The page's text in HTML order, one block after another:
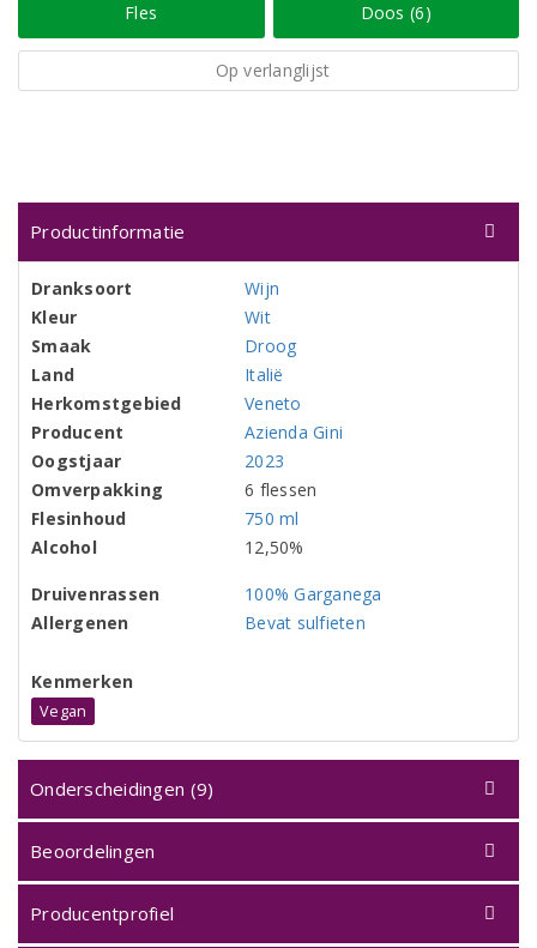
Fles Doos (6)
Op verlanglijst
Productinformatie
Dranksoort
Wijn
Kleur
Wit
Smaak
Droog
Land
Italië
Herkomstgebied
Veneto
Producent
Azienda Gini
Oogstjaar
2023
Omverpakking
6 flessen
Flesinhoud
750 ml
Alcohol
12,50%
Druivenrassen
100% Garganega
Allergenen
Bevat sulfieten
Kenmerken
Vegan
Onderscheidingen (9)
Beoordelingen
Producentprofiel